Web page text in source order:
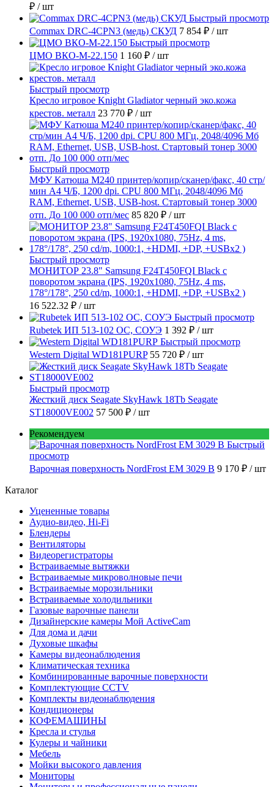
₽ / шт
Быстрый просмотр
Commax DRC-4CPN3 (медь) СКУД 7 854 ₽ / шт
Быстрый просмотр
ЦМО ВКО-М-22.150 1 160 ₽ / шт
Быстрый просмотр
Кресло игровое Knight Gladiator черный эко.кожа
крестов. металл 23 770 ₽ / шт
Быстрый просмотр
МФУ Катюша M240 принтер/копир/сканер/факс, 40 стр/
мин А4 Ч/Б, 1200 dpi. CPU 800 МГц, 2048/4096 Мб
RAM, Ethernet, USB, USB-host. Стартовый тонер 3000
отп. До 100 000 отп/мес 85 820 ₽ / шт
Быстрый просмотр
МОНИТОР 23.8" Samsung F24T450FQI Black с
поворотом экрана (IPS, 1920x1080, 75Hz, 4 ms,
178°/178°, 250 cd/m, 1000:1, +HDMI, +DP, +USBx2 )
16 522.32 ₽ / шт
Быстрый просмотр
Rubetek ИП 513-102 ОС, СОУЭ 1 392 ₽ / шт
Быстрый просмотр
Western Digital WD181PURP 55 720 ₽ / шт
Быстрый просмотр
Жесткий диск Seagate SkyHawk 18Tb Seagate
ST18000VE002 57 500 ₽ / шт
Рекомендуем
Быстрый
просмотр
Варочная поверхность NordFrost EM 3029 B 9 170 ₽ / шт
Каталог
Уцененные товары
Аудио-видео, Hi-Fi
Блендеры
Вентиляторы
Видеорегистраторы
Встраиваемые вытяжки
Встраиваемые микроволновые печи
Встраиваемые морозильники
Встраиваемые холодильники
Газовые варочные панели
Дизайнерские камеры Мой ActiveCam
Для дома и дачи
Духовые шкафы
Камеры видеонаблюдения
Климатическая техника
Комбинированные варочные поверхности
Комплектующие CCTV
Комплекты видеонаблюдения
Кондиционеры
КОФЕМАШИНЫ
Кресла и стулья
Кулеры и чайники
Мебель
Мойки высокого давления
Мониторы